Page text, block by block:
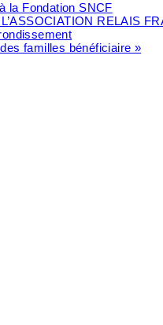
la Fondation SNCF
RELAIS
familles bénéficiaire »